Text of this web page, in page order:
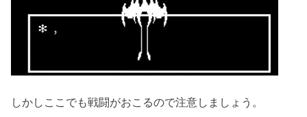
しかしここでも戦闘がおこるので注意しましょう。